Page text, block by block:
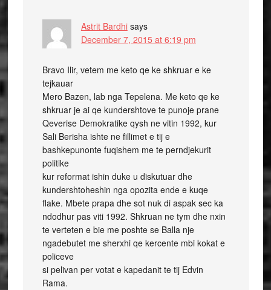
Astrit Bardhi says
December 7, 2015 at 6:19 pm
Bravo Ilir, vetem me keto qe ke shkruar e ke
tejkauar
Mero Bazen, lab nga Tepelena. Me keto qe ke
shkruar je ai qe kundershtove te punoje prane
Qeverise Demokratike qysh ne vitin 1992, kur
Sali Berisha ishte ne fillimet e tij e
bashkepunonte fuqishem me te perndjekurit
politike
kur reformat ishin duke u diskutuar dhe
kundershtoheshin nga opozita ende e kuqe
flake. Mbete prapa dhe sot nuk di aspak sec ka
ndodhur pas viti 1992. Shkruan ne tym dhe nxin
te verteten e bie me poshte se Balla nje
ngadebutet me sherxhi qe kercente mbi kokat e
policeve
si pelivan per votat e kapedanit te tij Edvin
Rama.